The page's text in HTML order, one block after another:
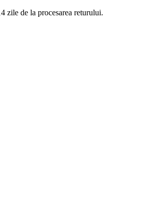
zile de la procesarea returului.